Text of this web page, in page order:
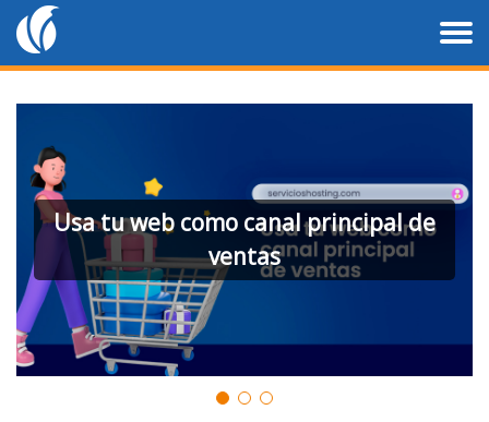
Usa tu web como canal principal de
ventas